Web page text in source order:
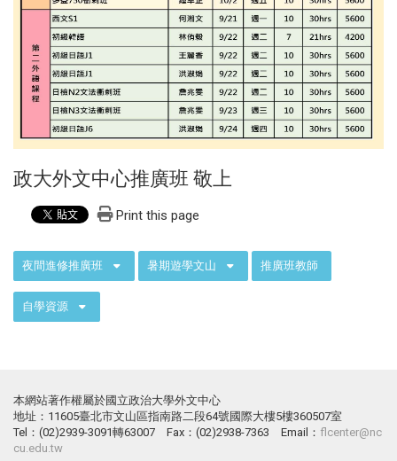
政大外文中心推廣班 敬上
Print this page
夜間進修推廣班 暑期遊學文山 推廣班教師
自學資源
本網站著作權屬於國立政治大學外文中心
地址：11605臺北市文山區指南路二段64號國際大樓5樓360507室
Tel：(02)2939-3091轉63007 Fax：(02)2938-7363 Email： flcenter@nc
cu.edu.tw